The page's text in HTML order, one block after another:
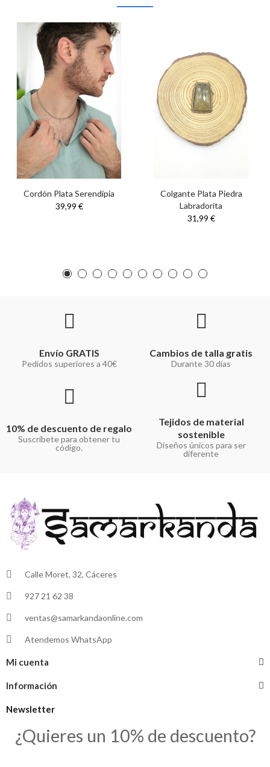
Cordón Plata Serendipia
39,99 €
Colgante Plata Piedra
Labradorita
31,99 €
Envío GRATIS
Pedidos superiores a 40€
Cambios de talla gratis
Durante 30 días
10% de descuento de regalo
Suscríbete para obtener tu
código.
Tejidos de material
sostenible
Diseños únicos para ser
diferente
Calle Moret, 32, Cáceres
927 21 62 38
ventas@samarkandaonline.com
Atendemos WhatsApp
Mi cuenta
Información
Newsletter
¿Quieres un 10% de descuento?